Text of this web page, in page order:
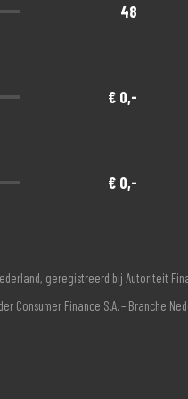
48
€ 0,-
€ 0,-
geregistreerd bij Autoriteit
Finance S.A. – Branche